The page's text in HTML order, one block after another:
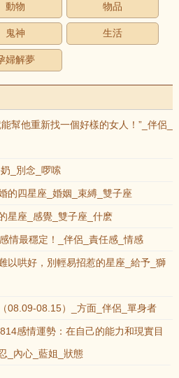
動物 物品
鬼神 生活
婦解夢
幫他重新找一個好樣的女人！”_伴侶_
_別念_啰嗦
的四星座_婚姻_束縛_雙子座
星座_感覺_雙子座_什麽
情最穩定！_伴侶_責任感_情感
以哄好，別輕易招惹的星座_給予_獅
08.09-08.15）_方面_伴侶_單身者
感情運勢：在自己的能力和現實目
_內心_藍姐_狀態